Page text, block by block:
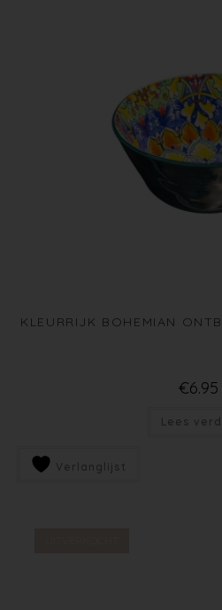
KLEURRIJK BOHEMIAN
€6.95
Lees
Verlanglijst